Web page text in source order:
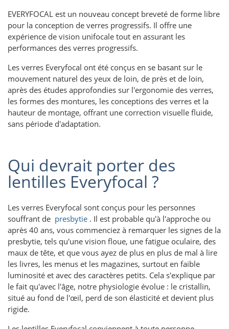
EVERYFOCAL est un nouveau concept breveté de forme libre
pour la conception de verres progressifs. Il offre une
expérience de vision unifocale tout en assurant les
performances des verres progressifs.
Les verres Everyfocal ont été conçus en se basant sur le
mouvement naturel des yeux de loin, de près et de loin,
après des études approfondies sur l'ergonomie des verres,
les formes des montures, les conceptions des verres et la
hauteur de montage, offrant une correction visuelle fluide,
sans période d'adaptation.
Qui devrait porter des
lentilles Everyfocal ?
Les verres Everyfocal sont conçus pour les personnes
souffrant de presbytie . Il est probable qu'à l'approche ou
après 40 ans, vous commenciez à remarquer les signes de la
presbytie, tels qu'une vision floue, une fatigue oculaire, des
maux de tête, et que vous ayez de plus en plus de mal à lire
les livres, les menus et les magazines, surtout en faible
luminosité et avec des caractères petits. Cela s'explique par
le fait qu'avec l'âge, notre physiologie évolue : le cristallin,
situé au fond de l'œil, perd de son élasticité et devient plus
rigide.